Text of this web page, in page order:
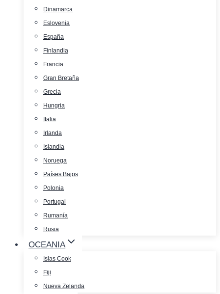
Dinamarca
Eslovenia
España
Finlandia
Francia
Gran Bretaña
Grecia
Hungria
Italia
Irlanda
Islandia
Noruega
Países Bajos
Polonia
Portugal
Rumanía
Rusia
OCEANIA
Islas Cook
Fiji
Nueva Zelanda